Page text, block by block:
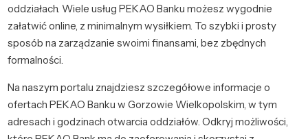
oddziałach. Wiele usług PEKAO Banku możesz wygodnie
załatwić online, z minimalnym wysiłkiem. To szybki i prosty
sposób na zarządzanie swoimi finansami, bez zbędnych
formalności.
Na naszym portalu znajdziesz szczegółowe informacje o
ofertach PEKAO Banku w Gorzowie Wielkopolskim, w tym
adresach i godzinach otwarcia oddziałów. Odkryj możliwości,